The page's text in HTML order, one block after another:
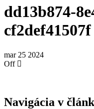
dd13b874-
cf2def41507f
mar 25 2024
Off
Navigácia v